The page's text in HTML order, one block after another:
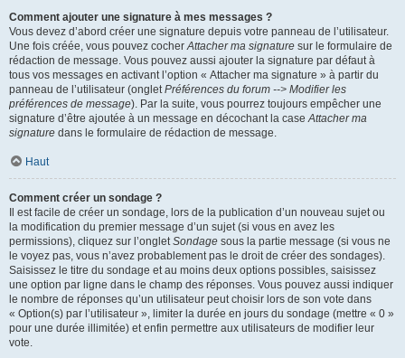
Comment ajouter une signature à mes messages ?
Vous devez d’abord créer une signature depuis votre panneau de l’utilisateur.
Une fois créée, vous pouvez cocherAttacher ma signature sur le formulaire de
rédaction de message. Vous pouvez aussi ajouter la signature par défaut à
tous vos messages en activant l’option « Attacher ma signature » à partir du
panneau de l’utilisateur (ongletPréférences du forum --> Modifier les
préférences de message). Par la suite, vous pourrez toujours empêcher une
signature d’être ajoutée à un message en décochant la caseAttacher ma
signature dans le formulaire de rédaction de message.
Haut
Comment créer un sondage ?
Il est facile de créer un sondage, lors de la publication d’un nouveau sujet ou
la modification du premier message d’un sujet (si vous en avez les
permissions), cliquez sur l’ongletSondage sous la partie message (si vous ne
le voyez pas, vous n’avez probablement pas le droit de créer des sondages).
Saisissez le titre du sondage et au moins deux options possibles, saisissez
une option par ligne dans le champ des réponses. Vous pouvez aussi indiquer
le nombre de réponses qu’un utilisateur peut choisir lors de son vote dans
« Option(s) par l’utilisateur », limiter la durée en jours du sondage (mettre « 0 »
pour une durée illimitée) et enfin permettre aux utilisateurs de modifier leur
vote.